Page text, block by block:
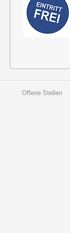
Offene Stellen